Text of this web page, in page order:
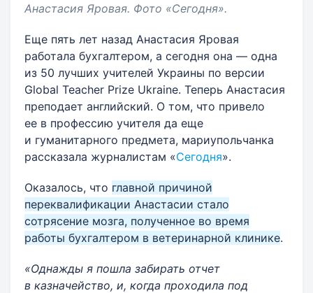
Анастасия Яровая. Фото «Сегодня».
Еще пять лет назад Анастасия Яровая
работала бухгалтером, а сегодня она — одна
из 50 лучших учителей Украины по версии
Global Teacher Prize Ukraine. Теперь Анастасия
преподает английский. О том, что привело
ее в профессию учителя да еще
и гуманитарного предмета, мариупольчанка
рассказала журналистам «Сегодня».
Оказалось, что главной причиной
переквалификации Анастасии стало
сотрясение мозга, полученное во время
работы бухгалтером в ветеринарной клинике.
«Однажды я пошла забирать отчет
в казначейство, и, когда проходила под